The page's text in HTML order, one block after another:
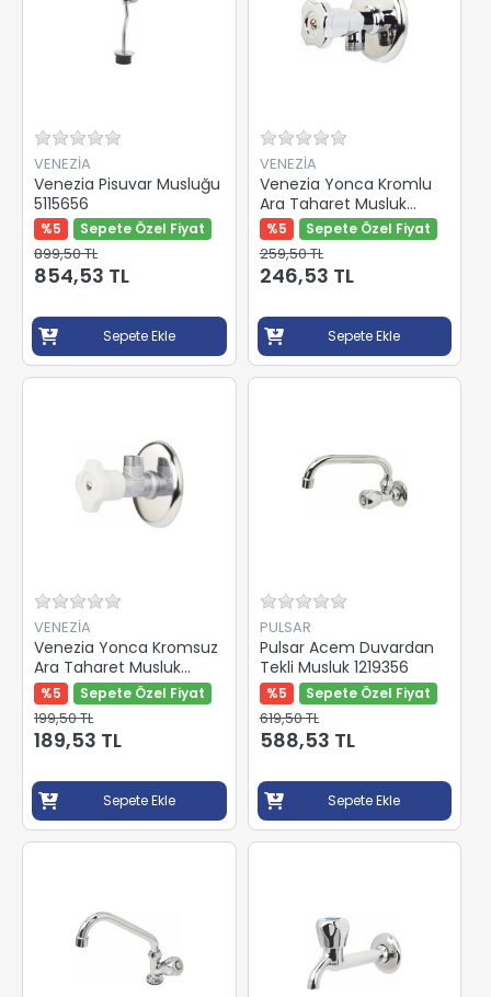
VENEZİA
Venezia Pisuvar Musluğu
5115656
%5 Sepete Özel Fiyat
899,50 TL
854,53 TL
Sepete Ekle
VENEZİA
Venezia Yonca Kromlu
Ara Taharet Musluk
5115651
%5 Sepete Özel Fiyat
259,50 TL
246,53 TL
Sepete Ekle
VENEZİA
Venezia Yonca Kromsuz
Ara Taharet Musluk
5115652
%5 Sepete Özel Fiyat
199,50 TL
189,53 TL
Sepete Ekle
PULSAR
Pulsar Acem Duvardan
Tekli Musluk 1219356
%5 Sepete Özel Fiyat
619,50 TL
588,53 TL
Sepete Ekle